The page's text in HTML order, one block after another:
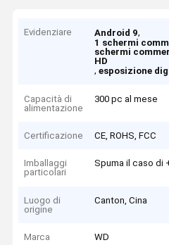
Evidenziare Android 9,
1 schermi
schermi
HD
,esposizione
Capacità di
alimentazione
300 pc al mese
Certificazione CE, ROHS, FCC
Imballaggi
particolari
Spuma il caso di
Luogo di
origine
Canton, Cina
Marca WD